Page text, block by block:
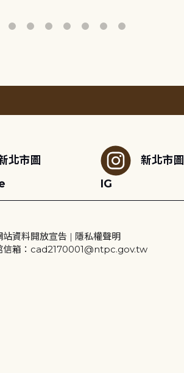
北市圖
新北市圖
IG
站資料開放宣告 | 隱私權聲明
信箱：cad2170001@ntpc.gov.tw